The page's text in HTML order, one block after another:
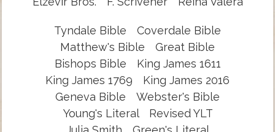
Tyndale Bible
Coverdale Bible
Matthew's Bible
Great Bible
Bishops Bible
King James 1611
King James 1769
King James 2016
Geneva Bible
Webster's Bible
Young's Literal
Revised YLT